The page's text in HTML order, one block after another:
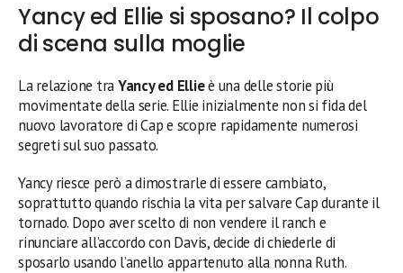
Yancy ed Ellie si sposano? Il colpo
di scena sulla moglie
La relazione traYancy ed Ellieè una delle storie più
movimentate della serie. Ellie inizialmente non si fida del
nuovo lavoratore di Cap e scopre rapidamente numerosi
segreti sul suo passato.
Yancy riesce però a dimostrarle di essere cambiato,
soprattutto quando rischia la vita per salvare Cap durante il
tornado. Dopo aver scelto di non vendere il ranch e
rinunciare all’accordo con Davis, decide di chiederle di
sposarlo usando l’anello appartenuto alla nonna Ruth.